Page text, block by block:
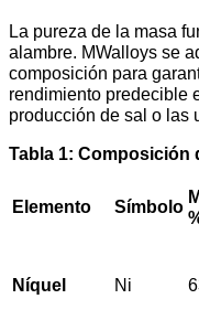
La pureza de la masa
alambre. MWalloys se
composición para
rendimiento predecible
producción de sal o las
Tabla 1: Composición
Elemento Símbolo
Níquel Ni